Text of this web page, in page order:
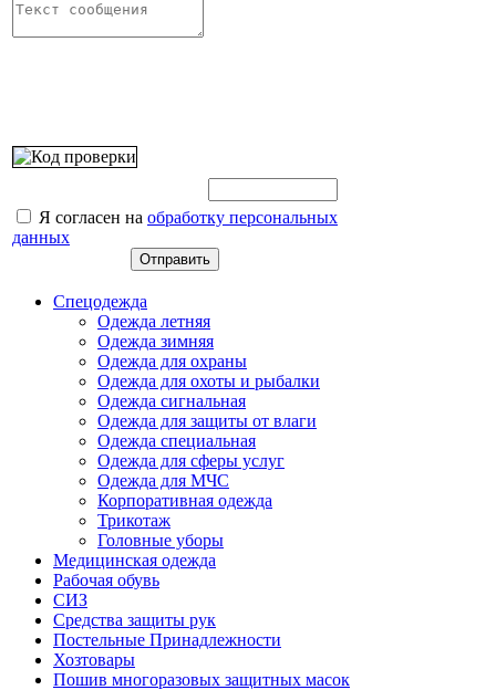
Я согласен на обработку персональных
данных
Спецодежда
Одежда летняя
Одежда зимняя
Одежда для охраны
Одежда для охоты и рыбалки
Одежда сигнальная
Одежда для защиты от влаги
Одежда специальная
Одежда для сферы услуг
Одежда для МЧС
Корпоративная одежда
Трикотаж
Головные уборы
Медицинская одежда
Рабочая обувь
СИЗ
Средства защиты рук
Постельные Принадлежности
Хозтовары
Пошив многоразовых защитных масок